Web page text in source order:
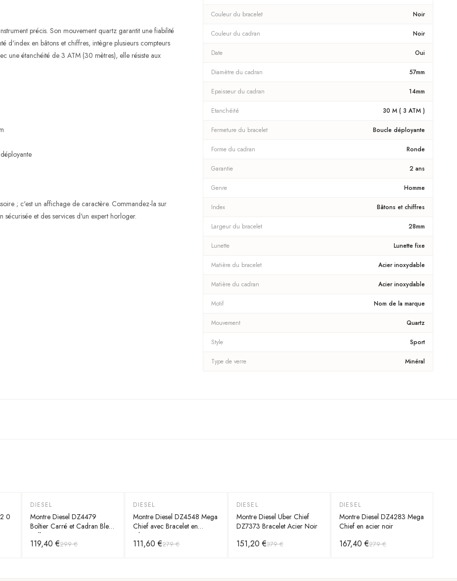
précis. Son mouvement quartz garantit une fiabilité
d'index en bâtons et chiffres, intègre plusieurs compteurs
une étanchéité de 3 ATM (30 mètres), elle résiste aux
; c'est un affichage de caractère. Commandez-la sur
et des services d'un expert horloger.
Couleur du bracelet Noir
Couleur du cadran Noir
Date Oui
Diamètre du cadran 57mm
Epaisseur du cadran 14mm
Etanchéité 30 M ( 3 ATM )
Fermeture du bracelet Boucle déployante
Forme du cadran Ronde
Garantie 2 ans
Genre Homme
Index Bâtons et chiffres
Largeur du bracelet 28mm
Lunette Lunette fixe
Matière du bracelet Acier inoxydable
Matière du cadran Acier inoxydable
Motif Nom de la marque
Mouvement Quartz
Style Sport
Type de verre Minéral
0
-60%
DIESEL
Montre Diesel DZ4479
Boîtier Carré et Cadran Bleu
Brillant
119,40 €299 €
-60%
DIESEL
Montre Diesel DZ4548 Mega
Chief avec Bracelet en
Silicone Noir
111,60 €279 €
-60%
DIESEL
Montre Diesel Uber Chief
DZ7373 Bracelet Acier Noir
151,20 €379 €
-40%
DIESEL
Montre Diesel DZ4283 Mega
Chief en acier noir
167,40 €279 €